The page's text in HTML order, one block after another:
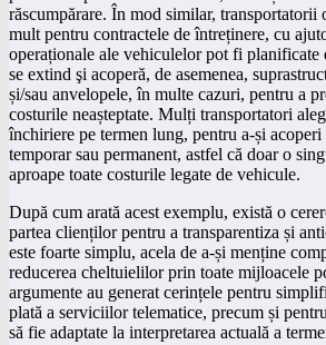
răscumpărare. În mod similar, transportatorii
mult pentru contractele de întreținere, cu
operaționale ale vehiculelor pot fi planificate
se extind şi acoperă, de asemenea,
și/sau anvelopele, în multe cazuri, pentru a
costurile neașteptate. Mulți transportatori
închiriere pe termen lung, pentru a-și
temporar sau permanent, astfel că doar o
aproape toate costurile legate de vehicule.
După cum arată acest exemplu, există o
partea clienților pentru a transparentiza și
este foarte simplu, acela de a-și menține
reducerea cheltuielilor prin toate mijloacele
argumente au generat cerințele pentru
plată a serviciilor telematice, precum și
să fie adaptate la interpretarea actuală a